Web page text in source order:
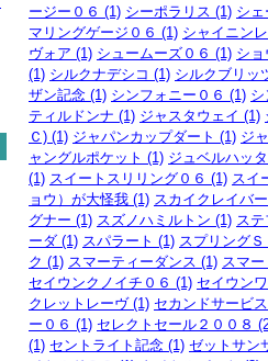
ージー０６ (1) シーポラリス (1) シ
マリングゲージ０６ (1) シャイニン
ヴォア (1) シュームーズ０６ (1) シ
(1) シルクナデシコ (1) シルクブリッ
ザン記念 (1) シンフォニー０６ (1)
ティルドンナ (1) ジャスタウェイ (1)
Ｃ) (1) ジャパンカップダート (1) ジ
ャングルポケット (1) ジュベルハッ
(1) スイートスリリング０６ (1) スイ
ョウ）が大怪我 (1) スカイクレイバ
グナー (1) スズノハミルトン (1) ス
ーダ (1) スパラート (1) スプリングＳ
ク (1) スマーティーダンス (1) スマ
セイウンクノイチ０６ (1) セイウン
クレットレーヴ (1) セカンドサービ
ー０６ (1) セレクトセール２００８
(1) セントライト記念 (1) ゼットサン